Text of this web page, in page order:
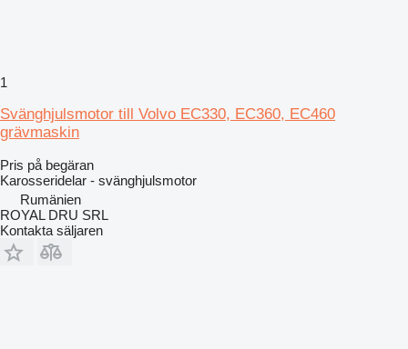
1
Svänghjulsmotor till Volvo EC330, EC360, EC460
grävmaskin
Pris på begäran
Karosseridelar - svänghjulsmotor
Rumänien
ROYAL DRU SRL
Kontakta säljaren